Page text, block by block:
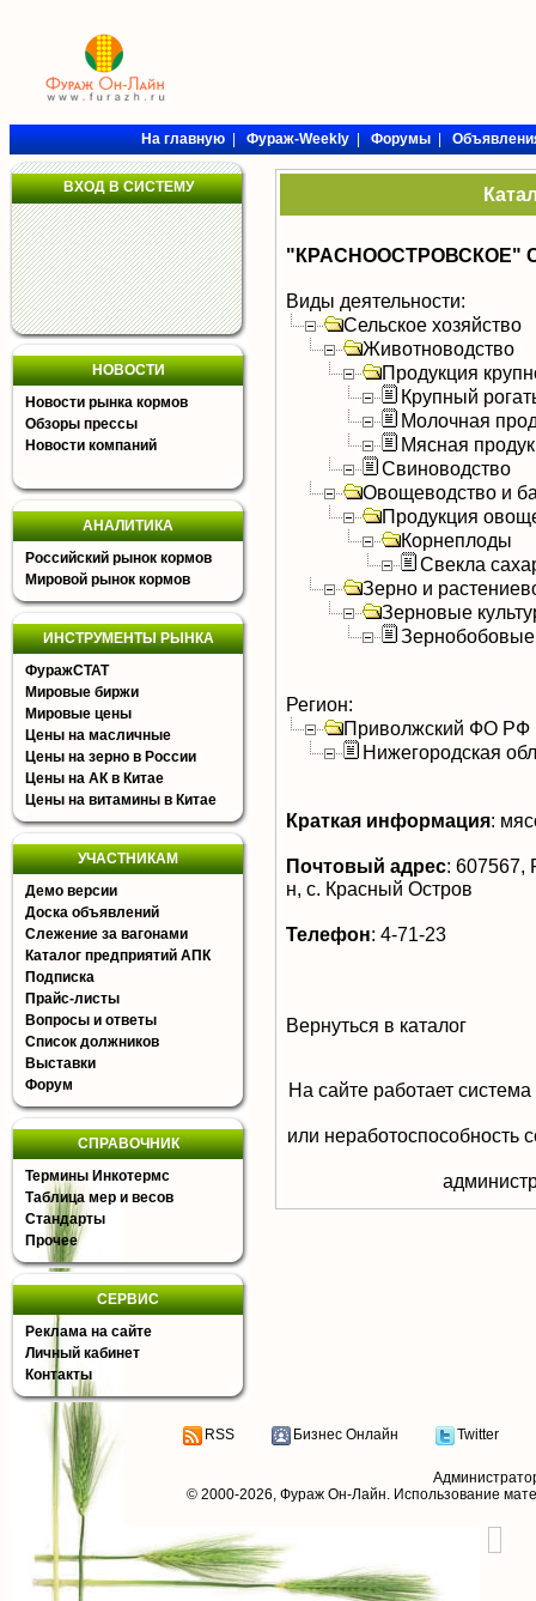
На главную|Фураж-Weekly|Форумы|
ВХОД В СИСТЕМУ
НОВОСТИ
Новости рынка кормов
Обзоры прессы
Новости компаний
АНАЛИТИКА
Российский рынок кормов
Мировой рынок кормов
ИНСТРУМЕНТЫ РЫНКА
ФуражСТАТ
Мировые биржи
Мировые цены
Цены на масличные
Цены на зерно в России
Цены на АК в Китае
Цены на витамины в Китае
УЧАСТНИКАМ
Демо версии
Доска объявлений
Слежение за вагонами
Каталог предприятий АПК
Подписка
Прайс-листы
Вопросы и ответы
Список должников
Выставки
Форум
СПРАВОЧНИК
Термины Инкотермс
Таблица мер и весов
Стандарты
Прочее
СЕРВИС
Реклама на сайте
Личный кабинет
Контакты
"КРАСНООСТРОВСКОЕ"
Виды деятельности:
Сельское хозяйство
Животноводство
Продукция
Крупный
Молочная
Мясная
Свиноводство
Овощеводство и
Продукция
Корнеплоды
Свекла
Зерно и
Зерновые
Зернобобовые
Регион:
Приволжский ФО РФ
Нижегородская
Краткая информация:
Почтовый адрес: 607567,
н, с. Красный Остров
Телефон: 4-71-23
Вернуться в каталог
На сайте работает
или неработоспособность
RSS Бизнес Онлайн Twitter
© 2000-2026, Фураж Он-Лайн. Использование